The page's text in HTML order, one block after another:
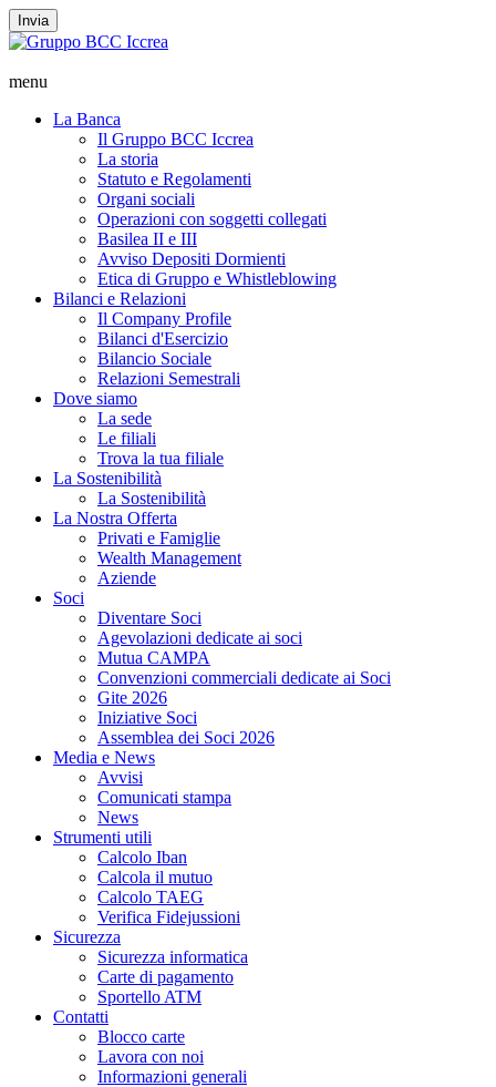
Invia
menu
La Banca
Il Gruppo BCC Iccrea
La storia
Statuto e Regolamenti
Organi sociali
Operazioni con soggetti collegati
Basilea II e III
Avviso Depositi Dormienti
Etica di Gruppo e Whistleblowing
Bilanci e Relazioni
Il Company Profile
Bilanci d'Esercizio
Bilancio Sociale
Relazioni Semestrali
Dove siamo
La sede
Le filiali
Trova la tua filiale
La Sostenibilità
La Sostenibilità
La Nostra Offerta
Privati e Famiglie
Wealth Management
Aziende
Soci
Diventare Soci
Agevolazioni dedicate ai soci
Mutua CAMPA
Convenzioni commerciali dedicate ai Soci
Gite 2026
Iniziative Soci
Assemblea dei Soci 2026
Media e News
Avvisi
Comunicati stampa
News
Strumenti utili
Calcolo Iban
Calcola il mutuo
Calcolo TAEG
Verifica Fidejussioni
Sicurezza
Sicurezza informatica
Carte di pagamento
Sportello ATM
Contatti
Blocco carte
Lavora con noi
Informazioni generali